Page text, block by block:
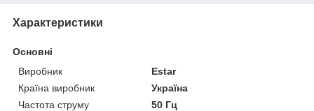
Характеристики
Основні
Виробник
Estar
Країна виробник
Україна
Частота струму
50 Гц